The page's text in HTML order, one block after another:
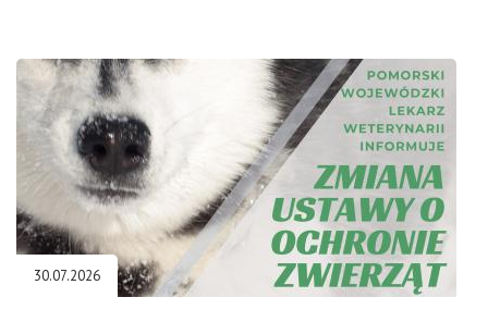
30.07.2026